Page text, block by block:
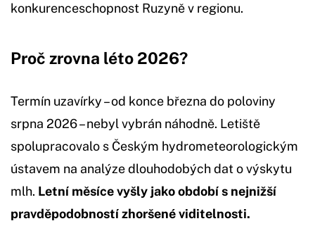
konkurenceschopnost Ruzyně v regionu.
Proč zrovna léto 2026?
Termín uzavírky – od konce března do poloviny
srpna 2026 – nebyl vybrán náhodně. Letiště
spolupracovalo s Českým hydrometeorologickým
ústavem na analýze dlouhodobých dat o výskytu
mlh. Letní měsíce vyšly jako období s nejnižší
pravděpodobností zhoršené viditelnosti.